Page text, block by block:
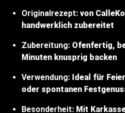
Originalrezept: von
handwerklich zubereitet
Zubereitung: Ofenfertig,
Minuten knusprig backen
Verwendung: Ideal für
oder spontanen
Besonderheit: Mit